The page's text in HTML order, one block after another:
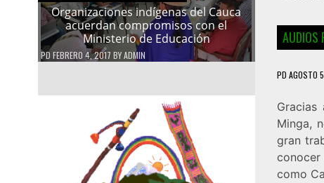
Organizaciones indígenas del Cauca
acuerdan compromisos con el
Ministerio de Educación
PD FEBRERO 4, 2017 BYADMIN
AUDIOS
PD AGOSTO
Gracias
Minga,
gran
conocer
como